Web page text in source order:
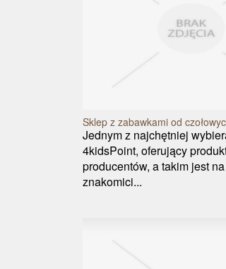
Sklep z zabawkami od
Jednym z najchętniej
4kidsPoint, oferujący
producentów, a takim jest
znakomici...